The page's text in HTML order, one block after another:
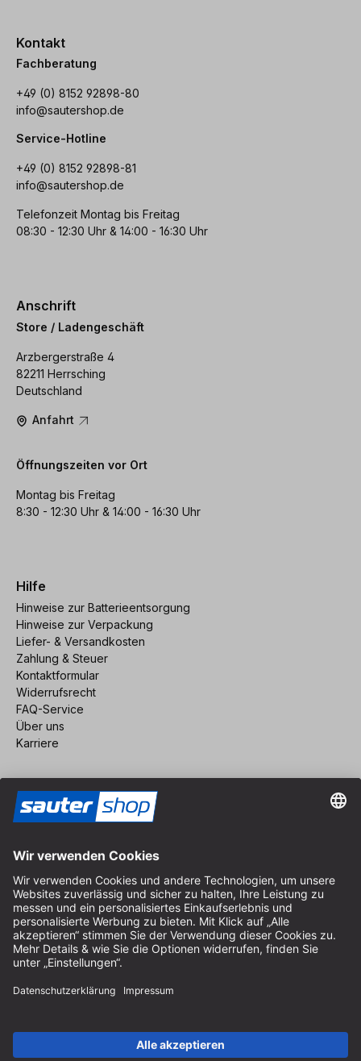
Kontakt
Fachberatung
+49 (0) 8152 92898-80
info@sautershop.de
Service-Hotline
+49 (0) 8152 92898-81
info@sautershop.de
Telefonzeit Montag bis Freitag
08:30 - 12:30 Uhr & 14:00 - 16:30 Uhr
Anschrift
Store / Ladengeschäft
Arzbergerstraße 4
82211 Herrsching
Deutschland
Anfahrt
Öffnungszeiten vor Ort
Montag bis Freitag
8:30 - 12:30 Uhr & 14:00 - 16:30 Uhr
Hilfe
Hinweise zur Batterieentsorgung
Hinweise zur Verpackung
Liefer- & Versandkosten
Zahlung & Steuer
Kontaktformular
Widerrufsrecht
FAQ-Service
Über uns
Karriere
Impressum
AGB
Datenschutz
Cookie-Einstellungen
© 2026 sauter GmbH
* kostenloser Versand ab 150 Euro Bestellwert innerhalb
Deutschlands für die Standard-Paketgrößen - ausgenommen
Sperrgut und Fracht